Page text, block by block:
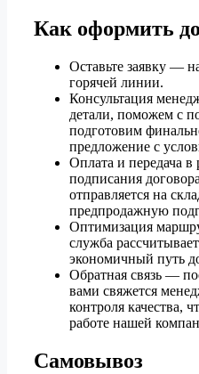
Как оформить
Оставьте заявку —
горячей линии.
Консультация
детали, поможем с
подготовим
предложение с
Оплата и передача
подписания
отправляется на
предпродажную
Оптимизация
служба
экономичный путь
Обратная связь —
вами свяжется
контроля качества,
работе нашей
Самовывоз